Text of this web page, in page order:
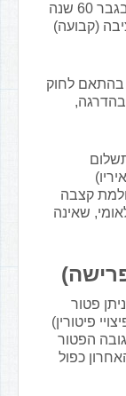
מינואר 2004, גמלאי הוא מי שמלאו לו: בגבר 60 שנה
יציבה (קבועה)
הגמלאי בהתאם לחוק
קצבה
שאינה
ניתן פטור
פיטורין)
הפטור
כפול